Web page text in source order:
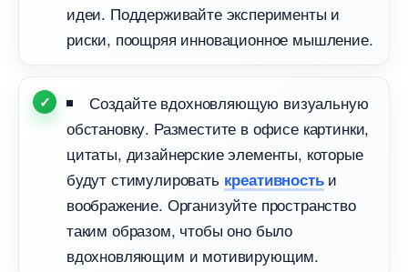
идеи. Поддерживайте эксперименты и
риски, поощряя инновационное мышление.
Создайте вдохновляющую визуальную
обстановку. Разместите в офисе картинки,
цитаты, дизайнерские элементы, которые
удут стимулировать креативностьи
оображение. Организуйте пространство
таким образом, чтобы оно было
дохновляющим и мотивирующим.